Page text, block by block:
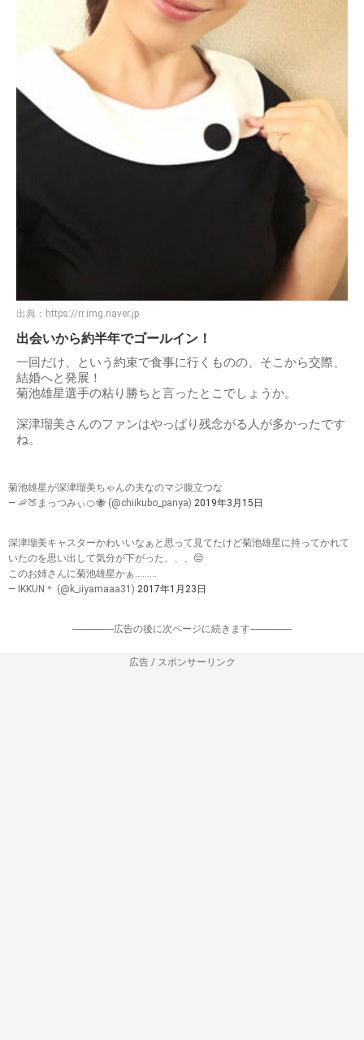
出典： https://rr.img.naver.jp
出会いから約半年でゴールイン！
一回だけ、という約束で食事に行くものの、そこから交際、
結婚へと発展！
菊池雄星選手の粘り勝ちと言ったとこでしょうか。
深津瑠美さんのファンはやっぱり残念がる人が多かったです
ね。
菊池雄星が深津瑠美ちゃんの夫なのマジ腹立つな
— 🦐🍑まっつみぃ🍊🐝 (@chiikubo_panya) 2019年3月15日
深津瑠美キャスターかわいいなぁと思って見てたけど菊池雄星に持ってかれて
いたのを思い出して気分が下がった、、、😔
このお姉さんに菊池雄星かぁ………
— IKKUN＊ (@k_iiyamaaa31) 2017年1月23日
-----------------広告の後に次ページに続きます-----------------
広告 / スポンサーリンク